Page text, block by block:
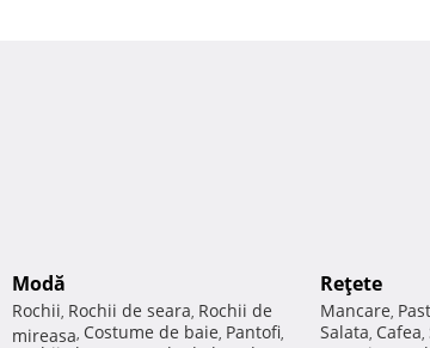
Modă
Rochii, Rochii de seara, Rochii de
mireasa, Costume de baie, Pantofi,
Reţete
Mancare,
Salata, Cafea,